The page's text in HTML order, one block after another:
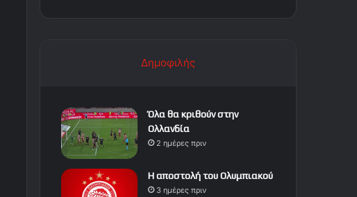
Δημοφιλής
Όλα θα κριθούν στην
Ολλανδία
2 ημέρες πριν
Η αποστολή του Ολυμπιακού
3 ημέρες πριν